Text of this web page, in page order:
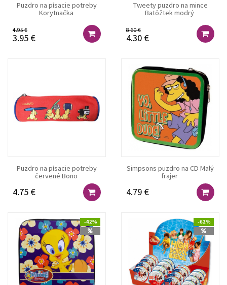
Puzdro na písacie potreby
Korytnačka
4.95 €
3.95 €
Tweety puzdro na mince
Batôžtek modrý
8.60 €
4.30 €
Puzdro na písacie potreby
červené Bono
4.75 €
Simpsons puzdro na CD Malý
frajer
4.79 €
-42% -62%